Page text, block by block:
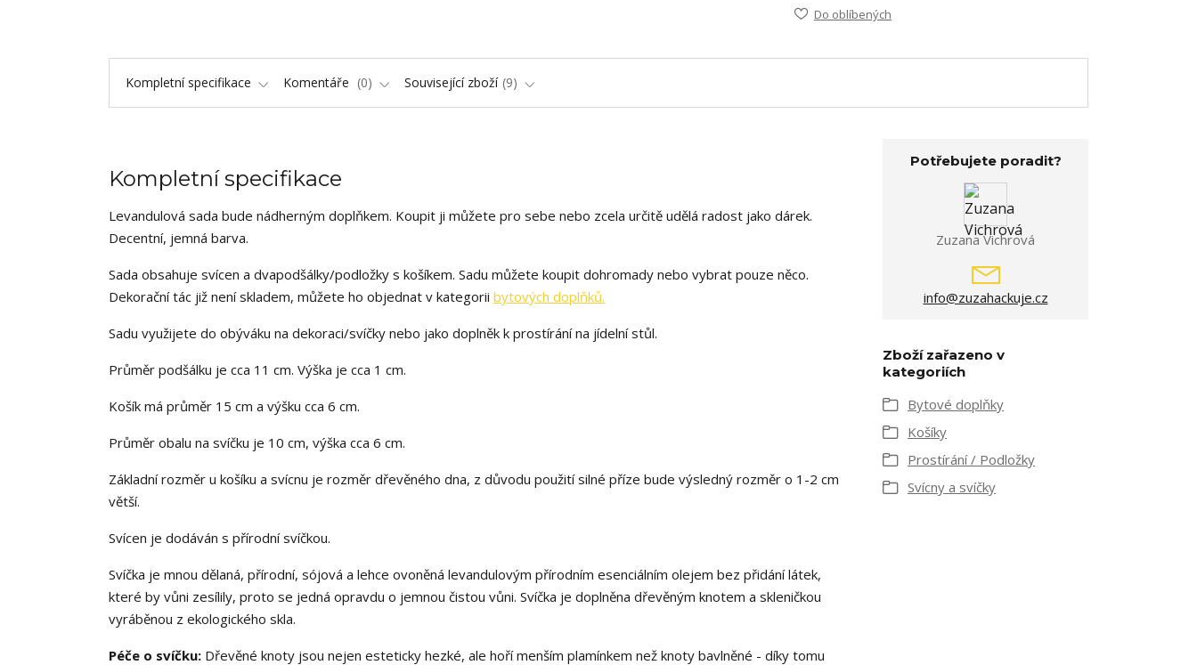
Do oblíbených
Kompletní specifikace Komentáře 0 Související zboží 9
Kompletní specifikace
Levandulová sada bude nádherným doplňkem. Koupit ji můžete pro sebe nebo zcela určitě udělá radost jako dárek.
Decentní, jemná barva.
Sada obsahuje svícen a dvapodšálky/podložky s košíkem. Sadu můžete koupit dohromady nebo vybrat pouze něco.
Dekorační tác již není skladem, můžete ho objednat v kategorii bytových doplňků.
Sadu využijete do obýváku na dekoraci/svíčky nebo jako doplněk k prostírání na jídelní stůl.
Průměr podšálku je cca 11 cm. Výška je cca 1 cm.
Košík má průměr 15 cm a výšku cca 6 cm.
Průměr obalu na svíčku je 10 cm, výška cca 6 cm.
Základní rozměr u košíku a svícnu je rozměr dřevěného dna, z důvodu použití silné příze bude výsledný rozměr o 1-2 cm
větší.
Svícen je dodáván s přírodní svíčkou.
Svíčka je mnou dělaná, přírodní, sójová a lehce ovoněná levandulovým přírodním esenciálním olejem bez přidání látek,
které by vůni zesílily, proto se jedná opravdu o jemnou čistou vůni. Svíčka je doplněna dřevěným knotem a skleničkou
vyráběnou z ekologického skla.
Péče o svíčku: Dřevěné knoty jsou nejen esteticky hezké, ale hoří menším plamínkem než knoty bavlněné - díky tomu
Potřebujete poradit?
Zuzana Vichrová
info@zuzahackuje.cz
Zboží zařazeno v
kategoriích
Bytové doplňky
Košíky
Prostírání / Podložky
Svícny a svíčky